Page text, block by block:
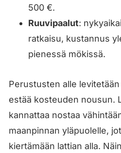
500 €.
Ruuvipaalut:
ratkaisu, kustannus
pienessä mökissä.
Perustusten alle
estää kosteuden nousun.
kannattaa nostaa
maanpinnan yläpuolelle,
kiertämään lattian alla.